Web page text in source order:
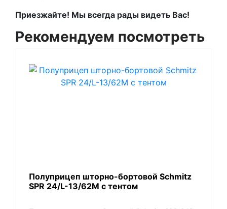
Приезжайте! Мы всегда рады видеть Вас!
Рекомендуем посмотреть
Полуприцеп шторно-бортовой Schmitz
SPR 24/L-13/62M с тентом